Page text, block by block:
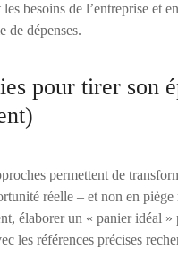
les besoins de l’entreprise et
de dépenses.
pour tirer son
permettent de
réelle – et non en piège
élaborer un « panier idéal »
les références précises